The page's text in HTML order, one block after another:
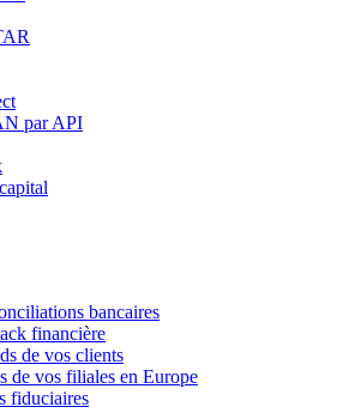
par API
bancaires
financière
de vos clients
de vos filiales en Europe
fiduciaires